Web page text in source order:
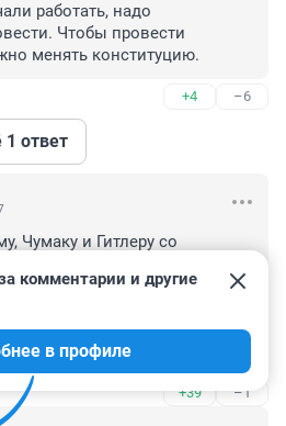
работать, надо
Чтобы провести
менять конституцию.
+4 –6
ответ
Чумаку и Гитлеру со
А лично я пойду с банками и
соленья должны уловить и
этого величайшего величия!!
+39 –1
комментарии и другие
в профиле